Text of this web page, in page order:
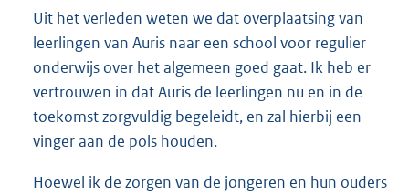
Uit het verleden weten we dat overplaatsing van
leerlingen van Auris naar een school voor regulier
onderwijs over het algemeen goed gaat. Ik heb er
vertrouwen in dat Auris de leerlingen nu en in de
toekomst zorgvuldig begeleidt, en zal hierbij een
vinger aan de pols houden.
Hoewel ik de zorgen van de jongeren en hun ouders